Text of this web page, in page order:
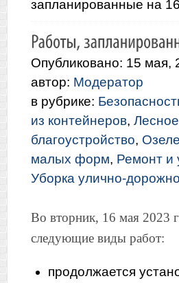
запланированные на
Опубликовано: 15 мая,
автор: Модератор
в рубрике:
из контейнеров,
благоустройство,
малых форм, Ремонт и
Уборка улично-
Во вторник, 16 мая 2023
следующие виды работ:
продолжается